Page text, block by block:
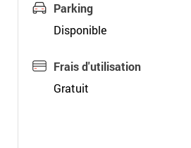
Parking
Disponible
Frais d'utilisation
Gratuit